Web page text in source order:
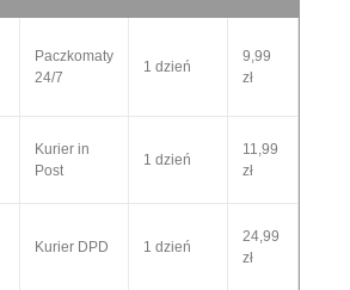
Paczkomaty
24/7
1 dzień
9,99
zł
Kurier in
Post
1 dzień
11,99
zł
Kurier DPD 1 dzień
24,99
zł